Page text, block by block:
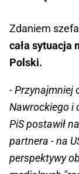
Zdaniem
cała sytuacja
Polski.
- Przynajmniej
Nawrockiego i
PiS postawił
partnera - na
perspektywy